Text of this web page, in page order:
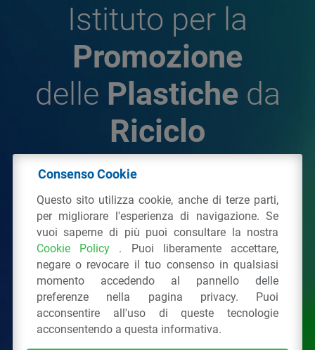
Istituto per la
Promozione
delle Plastiche da
Riciclo
Plastiche da Riciclo
C.F. 97381090154
Via San Vittore 36 20123Milano (MI)
Tel.: 02 43928225.
Tutti i diritti riservati Privacy Policy &Cookie
Consenso Cookie
Questo sito utilizza cookie, anche di terze parti,
per migliorare l'esperienza di navigazione. Se
vuoi saperne di più puoi consultare la nostra
Cookie Policy . Puoi liberamente accettare,
negare o revocare il tuo consenso in qualsiasi
momento accedendo al pannello delle
preferenze nella pagina privacy. Puoi
acconsentire all'uso di queste tecnologie
acconsentendo a questa informativa.